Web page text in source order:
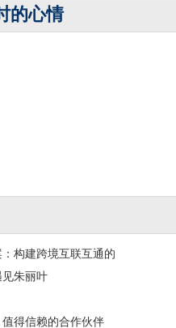
的心情
构建跨境互联互通的
朱丽叶
得信赖的合作伙伴